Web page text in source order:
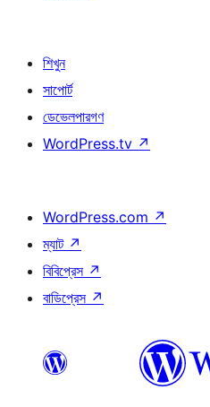
শিখুন
সাপোর্ট
ডেভেলপারগণ
WordPress.tv ↗
WordPress.com ↗
ম্যাট ↗
বিবিপ্রেস ↗
বাডিপ্রেস ↗